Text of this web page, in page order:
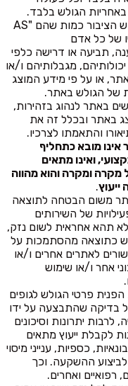
הגולש בלבד.
התכנים באתר מוצעים לשימוש הציבור כמות שהם "AS
תביעה או דרישה כלפי
מגבלותיהם ו/או
או על פי מידע המוצג
של הגולש באתר.
באתר לנהוג בזהירות,
באתר ובכלל זה את
והתאמתו לצרכיו.
אינו מובא כתחליף
ואינו מתאים
מקרה ומקרה והוא מהווה
ייעוץ.
משום הבטחה לתוצאה
של השירותים
תהא אחראית לשום נזק,
כתוצאה מהסתמכות על
לאתרים אחרים ו/או
אחר ו/או שימוש
פרטי הגולש לגופים
בדיקה שהתבצעה על ידו
יתרונות וסיכונים
לקבלת ייעוץ מתאים
כספיות, ענייני מיסוי
ההשקעה. וכך
רפואיים ואחרים.